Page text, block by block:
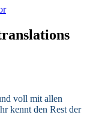
voll mit allen
kennt den Rest der